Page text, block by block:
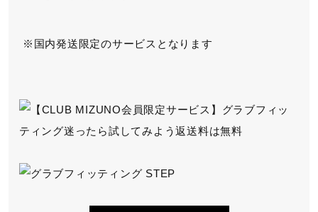
国内発送限定のサービスとなります